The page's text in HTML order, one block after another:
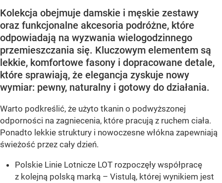
Kolekcja obejmuje damskie i męskie zestawy
oraz funkcjonalne akcesoria podróżne, które
odpowiadają na wyzwania wielogodzinnego
przemieszczania się. Kluczowym elementem są
lekkie, komfortowe fasony i dopracowane detale,
które sprawiają, że elegancja zyskuje nowy
wymiar: pewny, naturalny i gotowy do działania.
Warto podkreślić, że użyto tkanin o podwyższonej
odporności na zagniecenia, które pracują z ruchem ciała.
Ponadto lekkie struktury i nowoczesne włókna zapewniają
świeżość przez cały dzień.
Polskie Linie Lotnicze LOT rozpoczęły współpracę
z kolejną polską marką – Vistulą, której wynikiem jest